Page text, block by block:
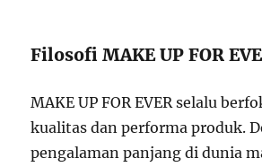
Filosofi MAKE UP FOR
MAKE UP FOR EVER selalu
kualitas dan performa produk.
pengalaman panjang di dunia